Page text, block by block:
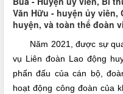
Văn Hữu - huyện ủy
huyện, và toàn thể đoàn
Năm 2021, được sự
vụ Liên đoàn Lao động
phấn đấu của cán bộ,
hoạt động công đoàn của